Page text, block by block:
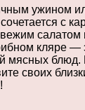
ужином
с
салатом
кляре —
мясных блюд.
своих